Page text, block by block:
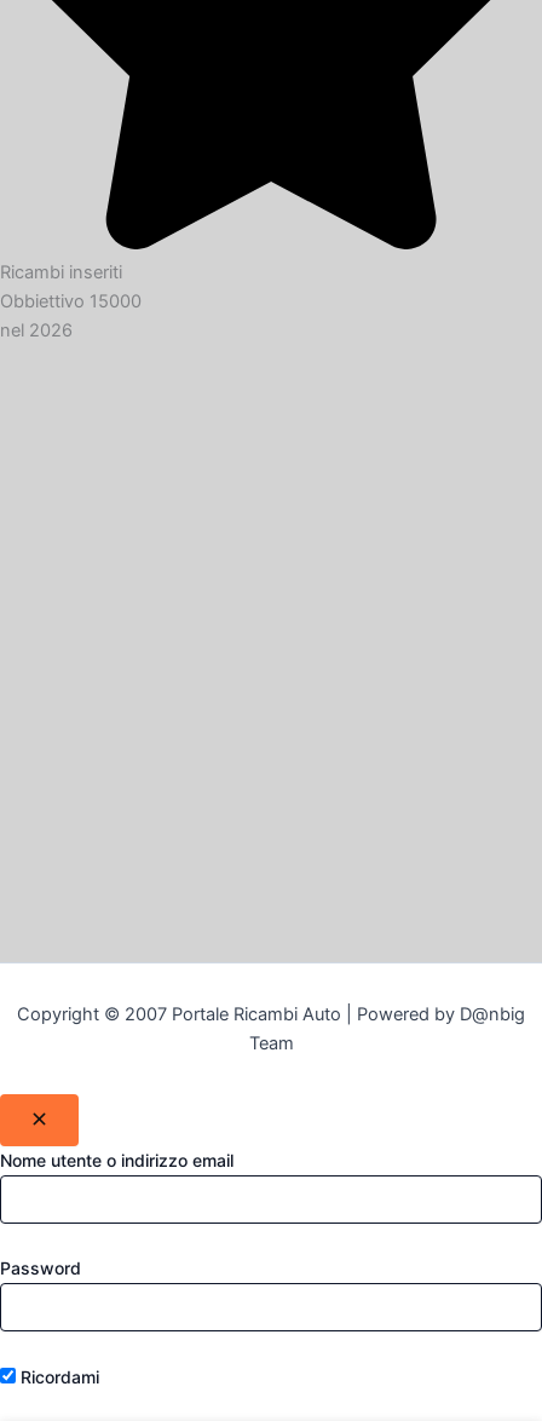
Ricambi inseriti
Obbiettivo 15000
nel 2026
Copyright © 2007 Portale Ricambi Auto | Powered by D@nbig
Team
Nome utente o indirizzo email
Password
Ricordami